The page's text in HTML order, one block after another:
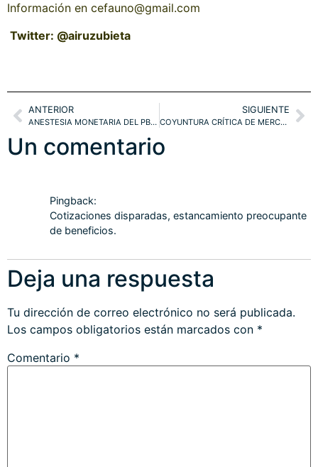
Información en cefauno@gmail.com
Twitter: @airuzubieta
ANTERIOR
ANESTESIA MONETARIA DEL PBOC… Y SU BALANCE. MARGIN DEBT. NASDAQ, DOW
SIGUIENTE
COYUNTURA CRÍTICA DE MERCADOS. DAX, NASDAQ, SP500
Un comentario
Pingback:
Cotizaciones disparadas, estancamiento preocupante
de beneficios.
Deja una respuesta
Tu dirección de correo electrónico no será publicada.
Los campos obligatorios están marcados con *
Comentario *